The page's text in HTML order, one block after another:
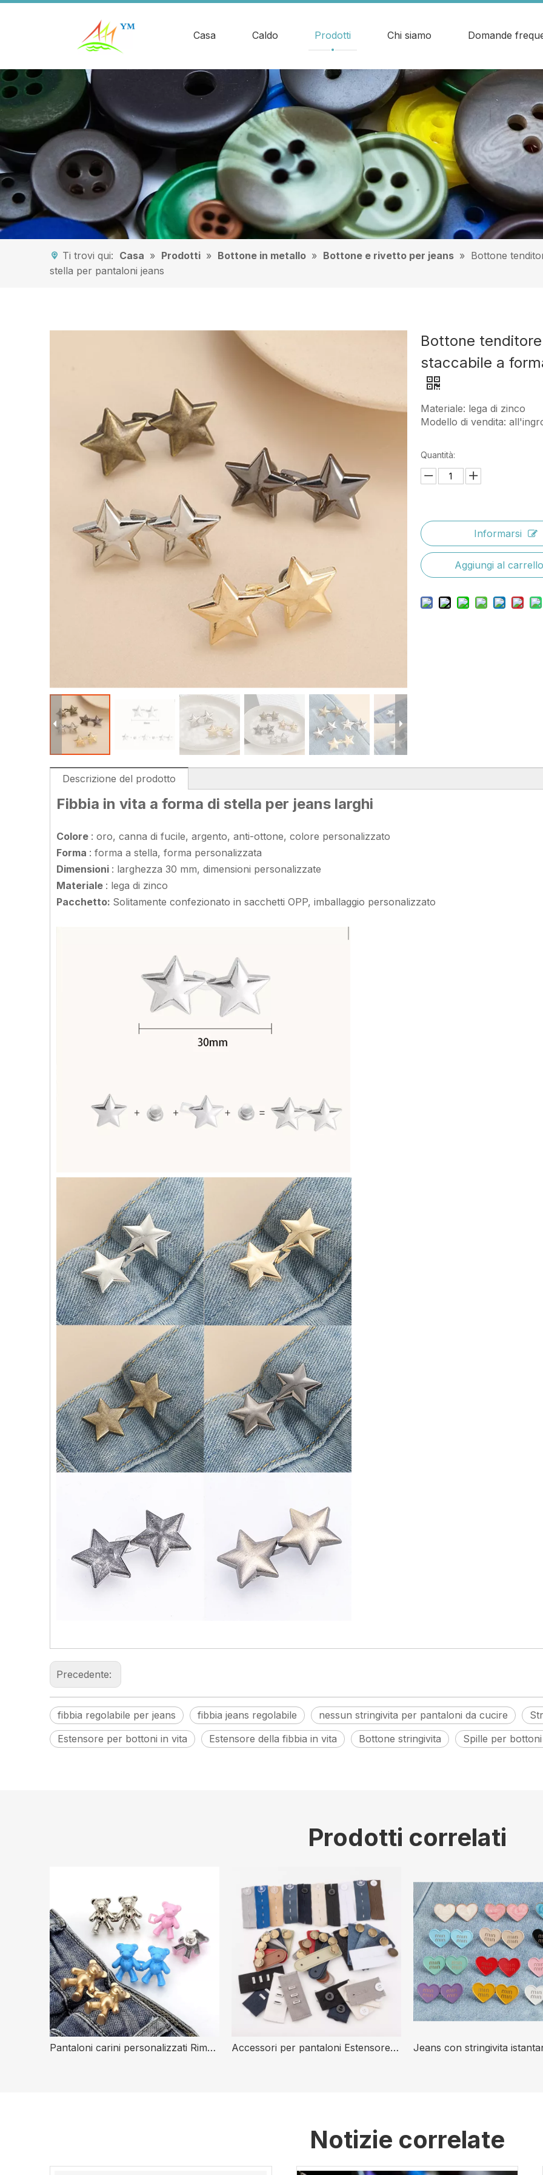
Casa Caldo Prodotti Chi siamo Domande
Ti trovi qui: Casa » Prodotti » Bottone in metallo » Bottone e rivetto per jeans » Bottone
stella per pantaloni jeans
Bottone
staccabile a
Materiale: lega di zinco
Modello di vendita:
Quantità:
Informarsi
Aggiungi al
Descrizione del prodotto
Fibbia in vita a forma di stella per jeans larghi
Colore : oro, canna di fucile, argento, anti-ottone, colore personalizzato
Forma : forma a stella, forma personalizzata
Dimensioni : larghezza 30 mm, dimensioni personalizzate
Materiale : lega di zinco
Pacchetto: Solitamente confezionato in sacchetti OPP, imballaggio personalizzato
Precedente:
fibbia regolabile per jeans fibbia jeans regolabile nessun stringivita per pantaloni da cucire
Estensore per bottoni in vita
Estensore della fibbia in vita Bottone stringivita Spille per
Prodotti correlati
Pantaloni carini personalizzati Rimovibili Vita istantanea Jeans Pin Bottoni orsetto regolabili Accessori per pantaloni Estensore per vita in pelle sintetica in tessuto metallico Estensore per bottoni jeans regolabile senza cuciture
Notizie correlate